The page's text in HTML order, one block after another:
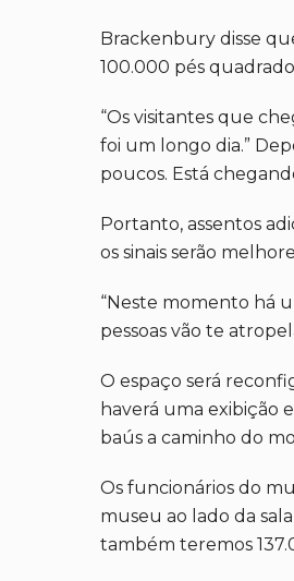
Brackenbury disse
100.000 pés
“Os visitantes que
foi um longo dia.”
poucos. Está
Portanto, assentos
os sinais serão
“Neste momento há
pessoas vão te
O espaço será
haverá uma exibição
baús a caminho do
Os funcionários do
museu ao lado da
também teremos